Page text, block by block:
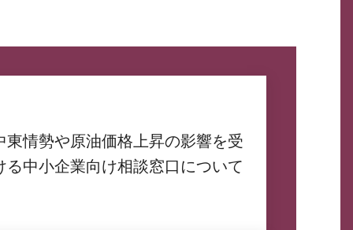
東情勢や原油価格上昇の影響を受
る中小企業向け相談窓口について